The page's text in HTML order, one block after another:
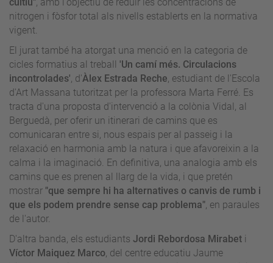
nitrogen i fòsfor total als nivells establerts en la normativa
vigent.
El jurat també ha atorgat una menció en la categoria de
cicles formatius al treball 'Un camí més. Circulacions
incontrolades', d'Àlex Estrada Reche, estudiant de l'Escola
d'Art Massana tutoritzat per la professora Marta Ferré. Es
tracta d'una proposta d'intervenció a la colònia Vidal, al
Berguedà, per oferir un itinerari de camins que es
comunicaran entre si, nous espais per al passeig i la
relaxació en harmonia amb la natura i que afavoreixin a la
calma i la imaginació. En definitiva, una analogia amb els
camins que es prenen al llarg de la vida, i que pretén
mostrar "que sempre hi ha alternatives o canvis de rumb i
que els podem prendre sense cap problema", en paraules
de l'autor.
D'altra banda, els estudiants Jordi Rebordosa Mirabet i
Víctor Maiquez Marco, del centre educatiu Jaume